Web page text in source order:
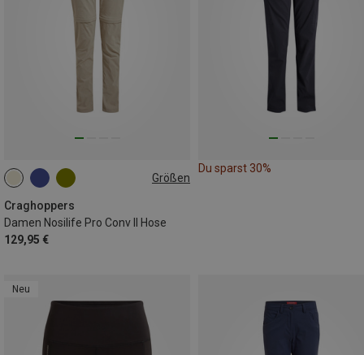
Größen
Craghoppers
Damen Nosilife Pro Conv II Hose
129,95 €
Du sparst 30%
Neu